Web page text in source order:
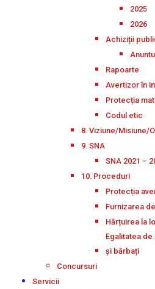
2025
2026
Achiziții
Rapoarte
Avertizor în
Protecția
Codul etic
8. Viziune/Misiune/
9. SNA
SNA 2021 –
10. Proceduri
Protecția
Furnizarea
Hărțuirea la
Egalitatea
și bărbați
Concursuri
Servicii